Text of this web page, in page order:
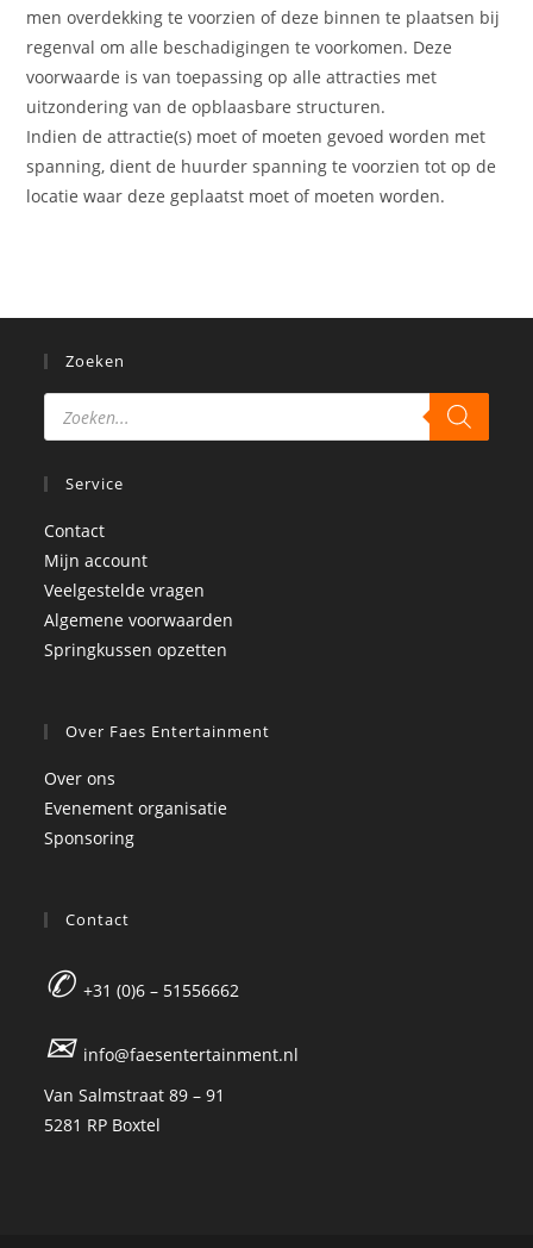
men overdekking te voorzien of deze binnen te plaatsen bij
regenval om alle beschadigingen te voorkomen. Deze
voorwaarde is van toepassing op alle attracties met
uitzondering van de opblaasbare structuren.
Indien de attractie(s) moet of moeten gevoed worden met
spanning, dient de huurder spanning te voorzien tot op de
locatie waar deze geplaatst moet of moeten worden.
Zoeken
Service
Contact
Mijn account
Veelgestelde vragen
Algemene voorwaarden
Springkussen opzetten
Over Faes Entertainment
Over ons
Evenement organisatie
Sponsoring
Contact
✆+31 (0)6 – 51556662
✉ info@faesentertainment.nl
Van Salmstraat 89 – 91
5281 RP Boxtel